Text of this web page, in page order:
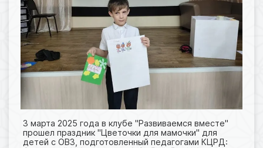
3 марта 2025 года в клубе "Развиваемся вместе"
прошел праздник "Цветочки для мамочки" для
детей с ОВЗ, подготовленный педагогами КЦРД: